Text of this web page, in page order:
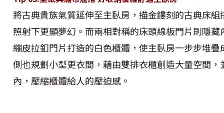
將古典貴族氣質延伸至主臥房，描金鏤刻的古典床
照射下更顯夢幻。而兩相對稱的床頭線板門片則隱
繃皮拉釦門片打造的白色櫃體，使主臥房一步步堆
側也規劃小型更衣間，藉由雙排衣櫃創造大量空間
內，壓縮櫃體給人的壓迫感。